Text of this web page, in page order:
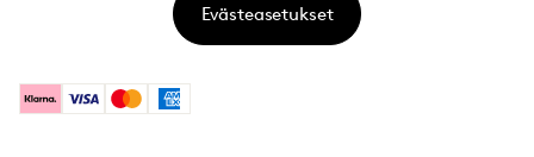
KlarnaVisa MastercardAmerican Express
Evästeasetukset